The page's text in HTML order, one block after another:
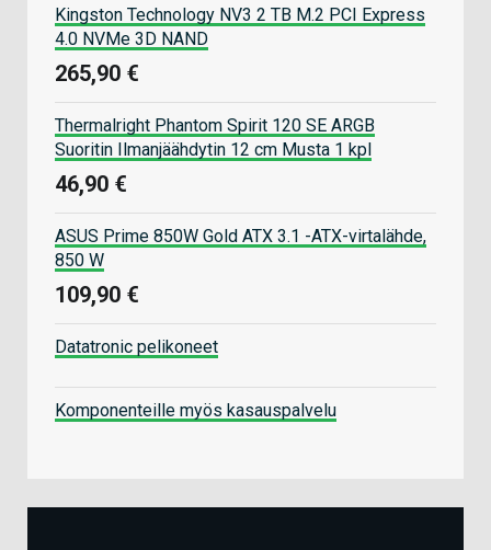
Kingston Technology NV3 2 TB M.2 PCI Express
4.0 NVMe 3D NAND
265,90 €
Thermalright Phantom Spirit 120 SE ARGB
Suoritin Ilmanjäähdytin 12 cm Musta 1 kpl
46,90 €
ASUS Prime 850W Gold ATX 3.1 -ATX-virtalähde,
850 W
109,90 €
Datatronic pelikoneet
Komponenteille myös kasauspalvelu